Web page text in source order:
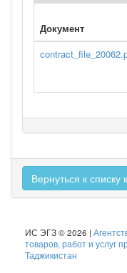
Документ
Вернуться к списку
ИС ЭГЗ © 2026 |
товаров, работ и услуг
Таджикистан